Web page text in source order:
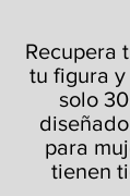
Recupera
tu figura
solo
para
tienen